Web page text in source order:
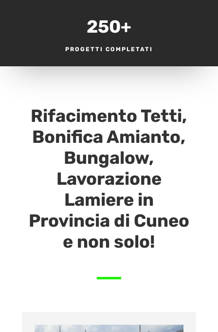
250+
PROGETTI COMPLETATI
Rifacimento Tetti,
Bonifica Amianto,
Bungalow,
Lavorazione
Lamiere in
Provincia di Cuneo
e non solo!